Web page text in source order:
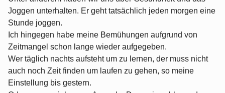
Joggen unterhalten. Er geht tatsächlich jeden morgen eine
Stunde joggen.
Ich hingegen habe meine Bemühungen aufgrund von
Zeitmangel schon lange wieder aufgegeben.
Wer täglich nachts aufsteht um zu lernen, der muss nicht
auch noch Zeit finden um laufen zu gehen, so meine
Einstellung bis gestern.